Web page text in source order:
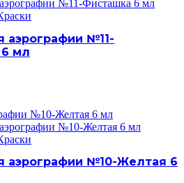
аэрографии №11-
мл
аэрографии №10-Желтая 6